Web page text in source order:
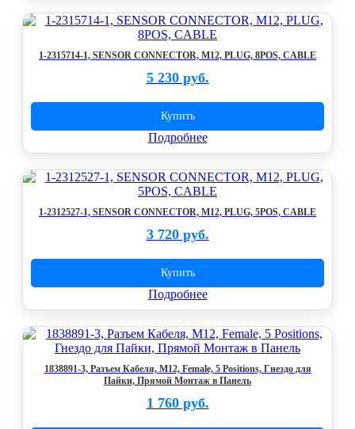
1-2315714-1, SENSOR CONNECTOR, M12, PLUG, 8POS, CABLE
5 230 руб.
Купить
Подробнее
1-2312527-1, SENSOR CONNECTOR, M12, PLUG, 5POS, CABLE
3 720 руб.
Купить
Подробнее
1838891-3, Разъем Кабеля, M12, Female, 5 Positions, Гнездо для
Пайки, Прямой Монтаж в Панель
1 760 руб.